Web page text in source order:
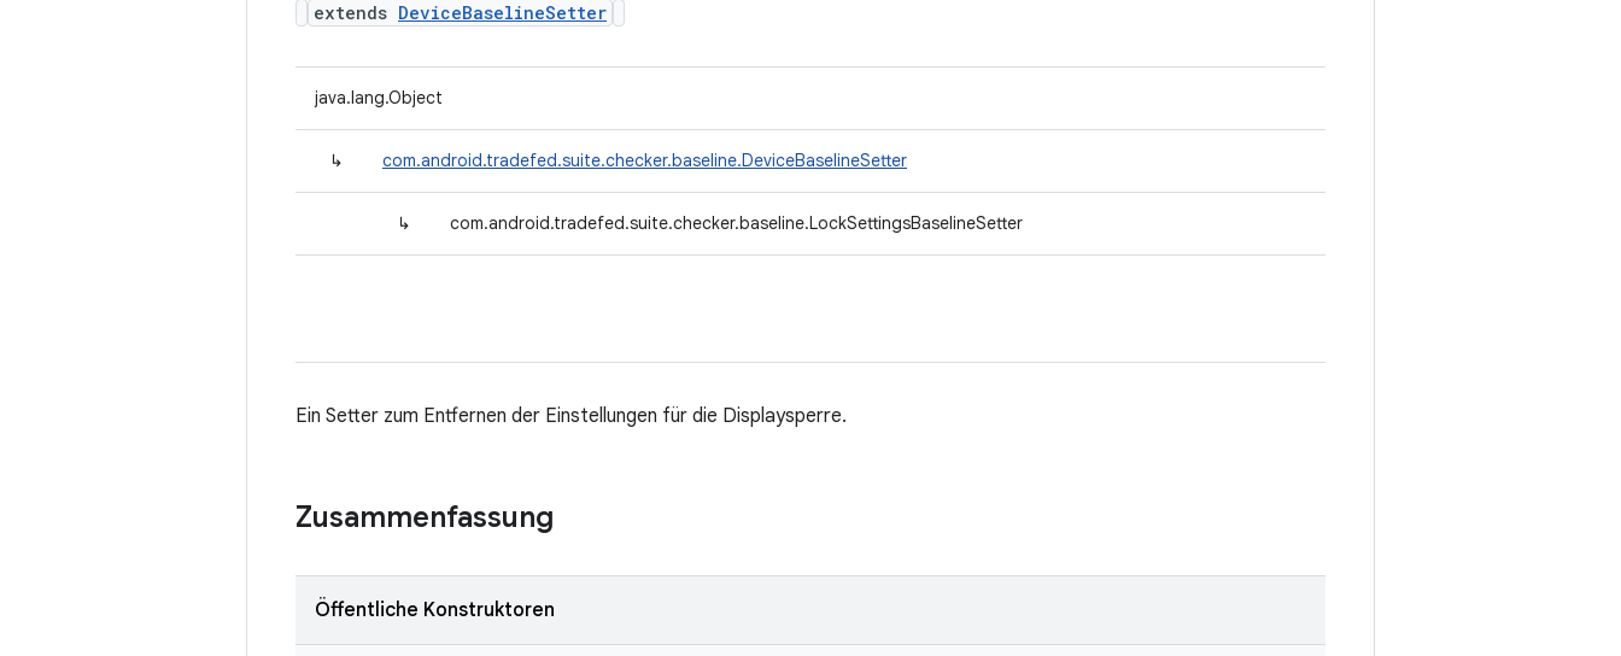
extends DeviceBaselineSetter
java.lang.Object
↳ com.android.tradefed.suite.checker.baseline.DeviceBaselineSetter
↳ com.android.tradefed.suite.checker.baseline.LockSettingsBaselineSetter
Ein Setter zum Entfernen der Einstellungen für die Displaysperre.
Zusammenfassung
Öffentliche Konstruktoren